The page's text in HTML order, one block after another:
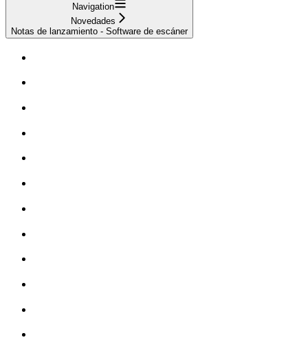
Navigation
Novedades
Notas de lanzamiento - Software de escáner